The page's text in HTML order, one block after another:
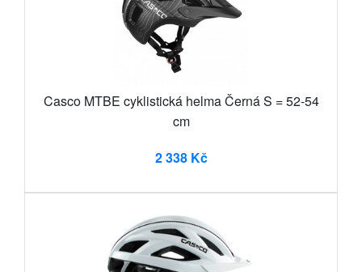
Casco MTBE cyklistická helma Černá S = 52-54
cm
2 338 Kč